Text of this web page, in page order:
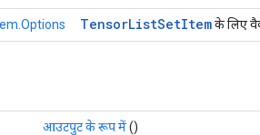
TensorListSetItemके लिए
आउटपुट के रूप में()